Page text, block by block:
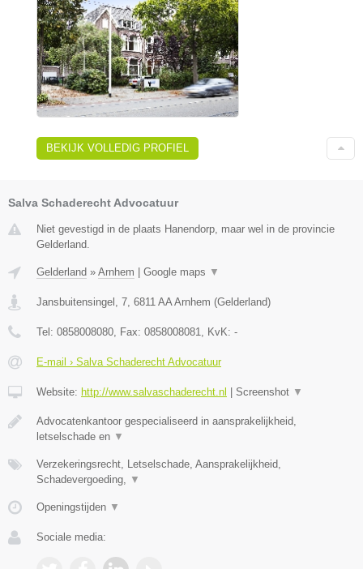
BEKIJK VOLLEDIG PROFIEL
Salva Schaderecht Advocatuur
Niet gevestigd in de plaats Hanendorp, maar wel in de provincie
Gelderland.
Gelderland » Arnhem Google maps ▼
Jansbuitensingel, 7, 6811 AA Arnhem (Gelderland)
Tel: 0858008080, Fax: 0858008081, KvK: -
E-mail › Salva Schaderecht Advocatuur
Website: http://www.salvaschaderecht.nl Screenshot ▼
Advocatenkantoor gespecialiseerd in aansprakelijkheid,
letselschade en ▼
Verzekeringsrecht, Letselschade, Aansprakelijkheid,
Schadevergoeding, ▼
Openingstijden ▼
Sociale media: